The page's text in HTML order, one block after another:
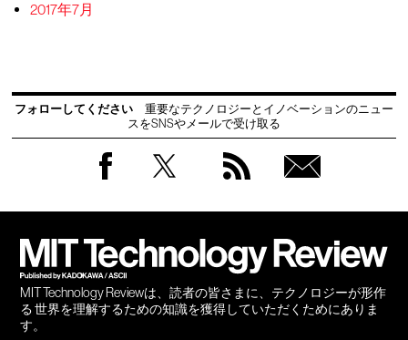
2017年7月
フォローしてください
重要なテクノロジーとイノベーションのニュー
スをSNSやメールで受け取る
MIT Technology Reviewは、読者の皆さまに、テクノロジーが形作
る 世界を理解するための知識を獲得していただくためにありま
す。